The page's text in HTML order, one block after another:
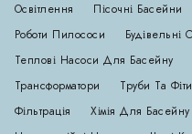
Освітлення
Пісочні Басейни
Роботи Пилососи
Будівельні
Теплові Насоси Для Басейну
Трансформатори
Труби Та
Фільтрація
Хімія Для Басейну